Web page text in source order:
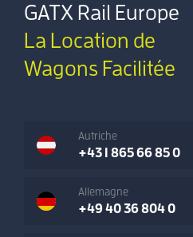
GATX Rail Europe
La Location de
Wagons Facilitée
Autriche
+43 1 865 66 85 0
Allemagne
+49 40 36 804 0